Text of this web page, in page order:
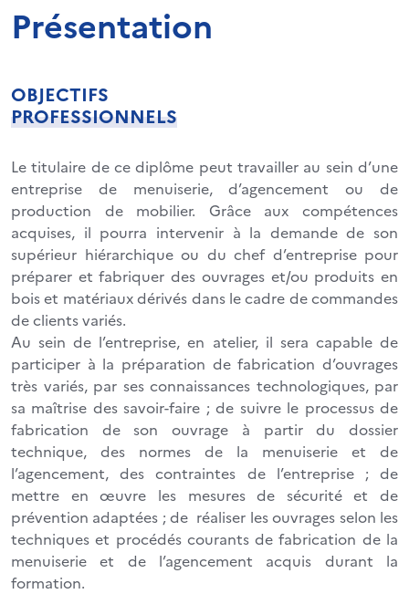
Présentation
OBJECTIFS
PROFESSIONNELS
Le titulaire de ce diplôme peut travailler au sein d’une
entreprise de menuiserie, d’agencement ou de
production de mobilier. Grâce aux compétences
acquises, il pourra intervenir à la demande de son
supérieur hiérarchique ou du chef d’entreprise pour
préparer et fabriquer des ouvrages et/ou produits en
bois et matériaux dérivés dans le cadre de commandes
de clients variés.
Au sein de l’entreprise, en atelier, il sera capable de
participer à la préparation de fabrication d’ouvrages
très variés, par ses connaissances technologiques, par
sa maîtrise des savoir-faire ; de suivre le processus de
fabrication de son ouvrage à partir du dossier
technique, des normes de la menuiserie et de
l’agencement, des contraintes de l’entreprise ; de
mettre en œuvre les mesures de sécurité et de
prévention adaptées ; de réaliser les ouvrages selon les
techniques et procédés courants de fabrication de la
menuiserie et de l’agencement acquis durant la
formation.